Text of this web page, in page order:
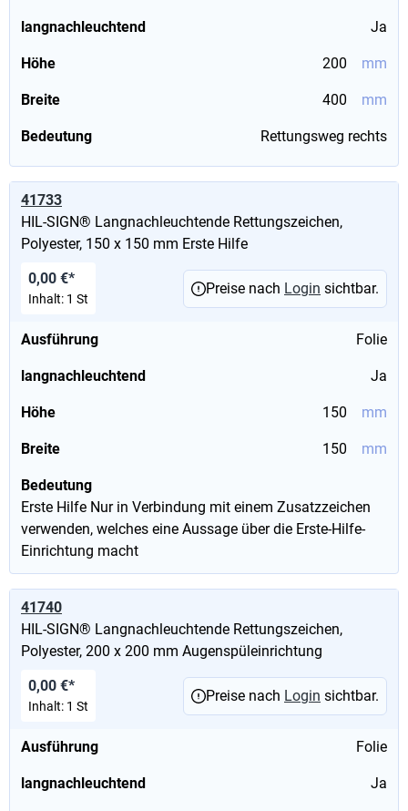
langnachleuchtend Ja
Höhe 200 mm
Breite 400 mm
Bedeutung Rettungsweg rechts
41733
HIL-SIGN® Langnachleuchtende Rettungszeichen,
Polyester, 150 x 150 mm Erste Hilfe
Ausführung Folie
langnachleuchtend Ja
Höhe 150 mm
Breite 150 mm
Bedeutung
Erste Hilfe Nur in Verbindung mit einem Zusatzzeichen
verwenden, welches eine Aussage über die Erste-Hilfe-
Einrichtung macht
0,00 €*
Inhalt: 1 St
Preise nach Login sichtbar.
41740
HIL-SIGN® Langnachleuchtende Rettungszeichen,
Polyester, 200 x 200 mm Augenspüleinrichtung
Ausführung Folie
langnachleuchtend Ja
0,00 €*
Inhalt: 1 St
Preise nach Login sichtbar.